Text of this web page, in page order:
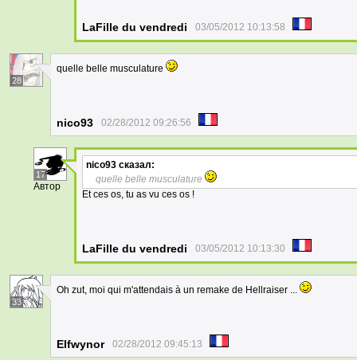
LaFille du vendredi 03/05/2012 10:13:58
28
quelle belle musculature
nico93 02/28/2012 09:26:56
17
Автор
nico93 сказал:
quelle belle musculature
Et ces os, tu as vu ces os !
LaFille du vendredi 03/05/2012 10:13:30
33
Oh zut, moi qui m'attendais à un remake de Hellraiser ...
Elfwynor 02/28/2012 09:45:13